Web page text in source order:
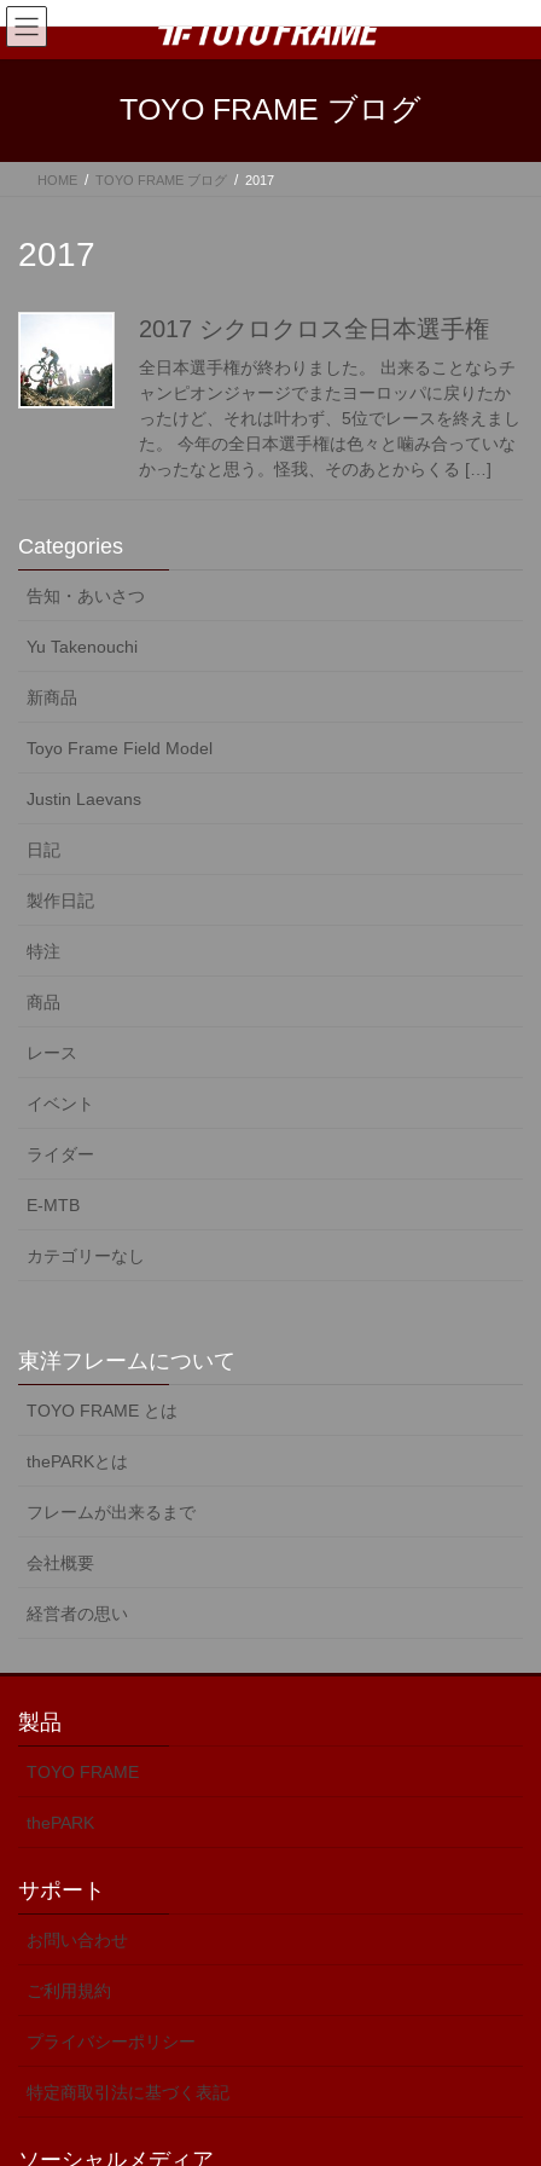
コ
ン
テ
ス
ナ
ビ
ゲ
ン
TOYO FRAME ブログ
HOME TOYO FRAME ブログ 2017
2017
2017 シクロクロス全日本選手権
全日本選手権が終わりました。 出来ることならチ
ャンピオンジャージでまたヨーロッパに戻りたか
ったけど、それは叶わず、5位でレースを終えまし
た。 今年の全日本選手権は色々と噛み合っていな
かったなと思う。怪我、そのあとからくる […]
Categories
告知・あいさつ
Yu Takenouchi
新商品
Toyo Frame Field Model
Justin Laevans
日記
製作日記
特注
商品
レース
イベント
ライダー
E-MTB
カテゴリーなし
東洋フレームについて
TOYO FRAME とは
thePARKとは
フレームが出来るまで
会社概要
経営者の思い
製品
TOYO FRAME
thePARK
サポート
お問い合わせ
ご利用規約
プライバシーポリシー
特定商取引法に基づく表記
ソーシャルメディア